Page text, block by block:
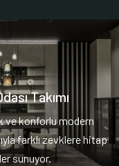
Takımı
ve konforlu modern
farklı zevklere hitap
sunuyor.